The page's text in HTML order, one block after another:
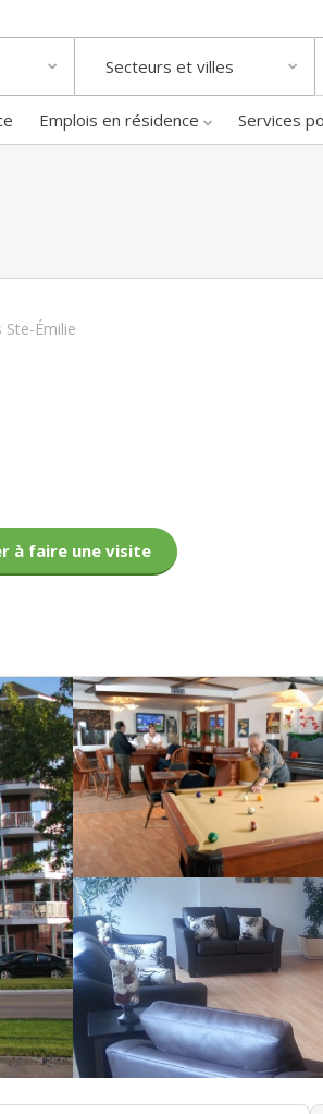
Secteurs et villes
Emplois en résidence Services
Ste-Émilie
à faire une visite